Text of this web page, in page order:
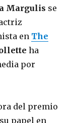
Margulis se
en The
ha
por
del premio
papel en